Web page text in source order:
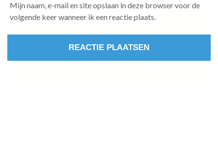
Mijn naam, e-mail en site opslaan in deze browser voor de
volgende keer wanneer ik een reactie plaats.